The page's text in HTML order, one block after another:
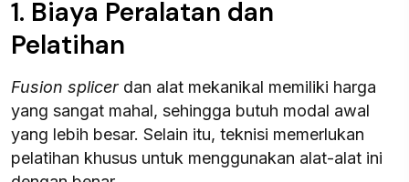
1. Biaya Peralatan dan
Pelatihan
Fusion splicerdan alat mekanikal memiliki harga
yang sangat mahal, sehingga butuh modal awal
yang lebih besar. Selain itu, teknisi memerlukan
pelatihan khusus untuk menggunakan alat-alat ini